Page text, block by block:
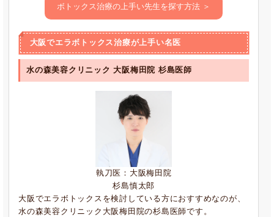
ボトックス治療の上手い先生を探す方法 ＞
大阪でエラボトックス治療が上手い名医
水の森美容クリニック 大阪梅田院 杉島医師
執刀医：大阪梅田院
杉島慎太郎
大阪でエラボトックスを検討している方におすすめなのが、
水の森美容クリニック大阪梅田院の杉島医師です。